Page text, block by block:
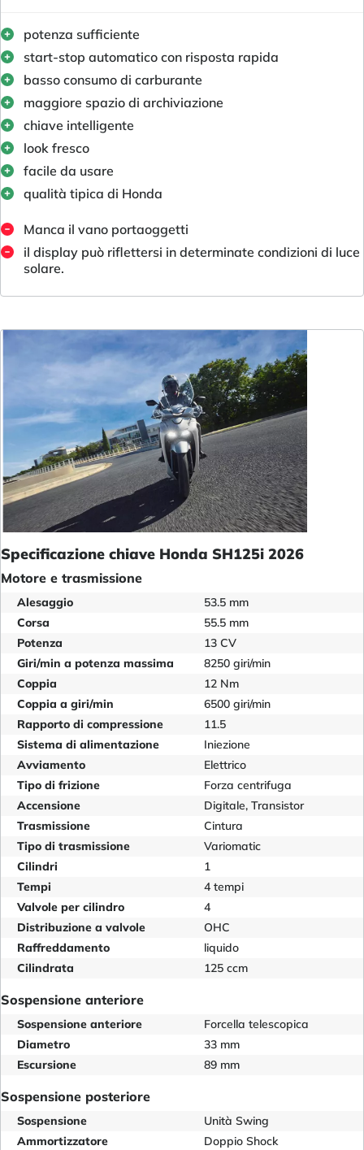
potenza sufficiente
start-stop automatico con risposta rapida
basso consumo di carburante
maggiore spazio di archiviazione
chiave intelligente
look fresco
facile da usare
qualità tipica di Honda
Manca il vano portaoggetti
il display può riflettersi in determinate condizioni di luce
solare.
Specificazione chiave Honda SH125i 2026
Motore e trasmissione
Alesaggio
53.5 mm
Corsa
55.5 mm
Potenza
13 CV
Giri/min a potenza massima
8250 giri/min
Coppia
12 Nm
Coppia a giri/min
6500 giri/min
Rapporto di compressione
11.5
Sistema di alimentazione
Iniezione
Avviamento
Elettrico
Tipo di frizione
Forza centrifuga
Accensione
Digitale, Transistor
Trasmissione
Cintura
Tipo di trasmissione
Variomatic
Cilindri
1
Tempi
4 tempi
Valvole per cilindro
4
Distribuzione a valvole
OHC
Raffreddamento
liquido
Cilindrata
125 ccm
Sospensione anteriore
Sospensione anteriore
Forcella telescopica
Diametro
33 mm
Escursione
89 mm
Sospensione posteriore
Sospensione
Unità Swing
Ammortizzatore
Doppio Shock